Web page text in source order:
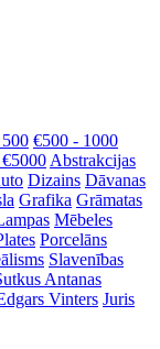
€500 - 1000
Abstrakcijas
Dizains Dāvanas
Grafika Grāmatas
Mēbeles
Porcelāns
Slavenības
Antanas
Vinters Juris